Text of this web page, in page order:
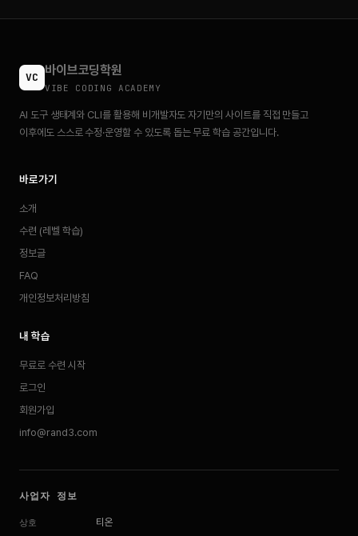
VC 바이브코딩학원
VIBE CODING ACADEMY
AI 도구 생태계와 CLI를 활용해 비개발자도 자기만의 사이트를 직접 만들고
이후에도 스스로 수정·운영할 수 있도록 돕는 무료 학습 공간입니다.
바로가기
소개
수련 (레벨 학습)
정보글
FAQ
개인정보처리방침
내 학습
무료로 수련 시작
로그인
회원가입
info@rand3.com
사업자 정보
상호 티온